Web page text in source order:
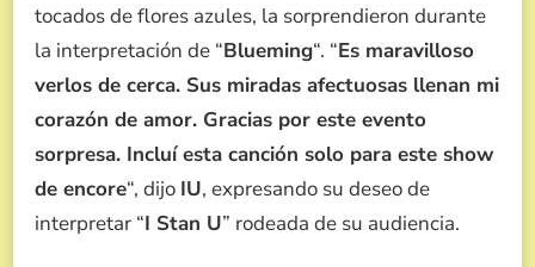
tocados de flores azules, la sorprendieron durante
la interpretación de “Blueming“. “Es maravilloso
verlos de cerca. Sus miradas afectuosas llenan mi
corazón de amor. Gracias por este evento
sorpresa. Incluí esta canción solo para este show
de encore“, dijo IU, expresando su deseo de
interpretar “I Stan U” rodeada de su audiencia.